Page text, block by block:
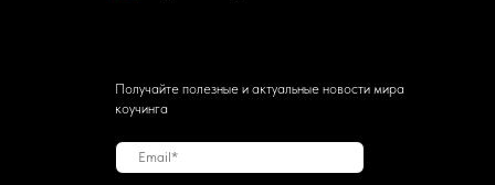
Получайте полезные и актуальные новости мира
коучинга